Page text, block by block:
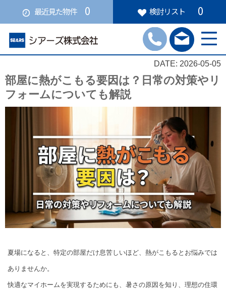
最近見た物件 0 検討リスト 0
DATE: 2026-05-05
部屋に熱がこもる要因は？日常の対策やリ
フォームについても解説
夏場になると、特定の部屋だけ息苦しいほど、熱がこもるとお悩みでは
ありませんか。
快適なマイホームを実現するためにも、暑さの原因を知り、理想の住環